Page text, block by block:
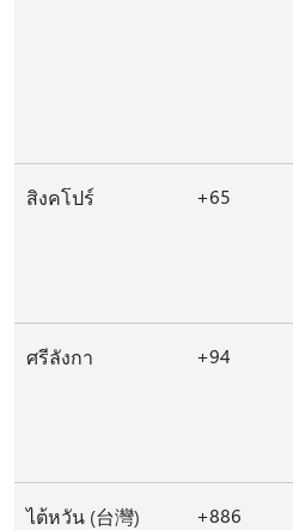
สิงคโปร์ +65
ศรีลังกา +94
ไต้หวัน (台灣) +886